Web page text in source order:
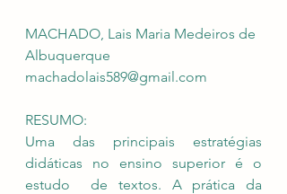
MACHADO, Lais Maria Medeiros de
Albuquerque
machadolais589@gmail.com
RESUMO:
Uma das principais estratégias
didáticas no ensino superior é o
estudo  de textos. A prática da